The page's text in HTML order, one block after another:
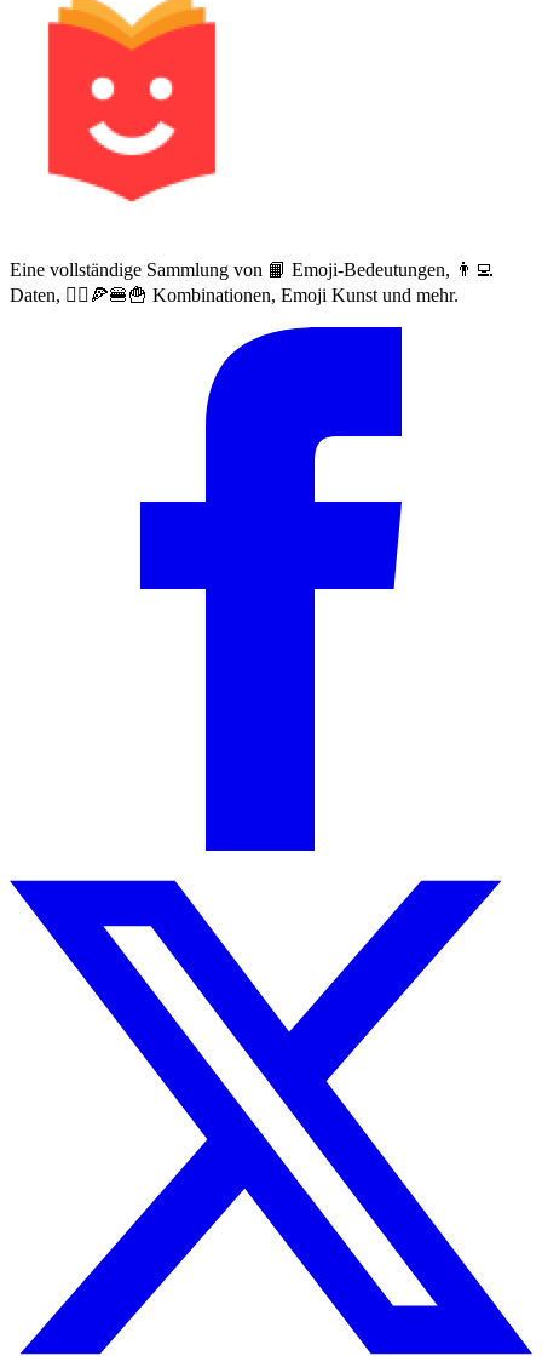
Eine vollständige Sammlung von 📙 Emoji-Bedeutungen, 👨‍💻
Daten, 🙅‍♀️🍕🍔🍟 Kombinationen, Emoji Kunst und mehr.